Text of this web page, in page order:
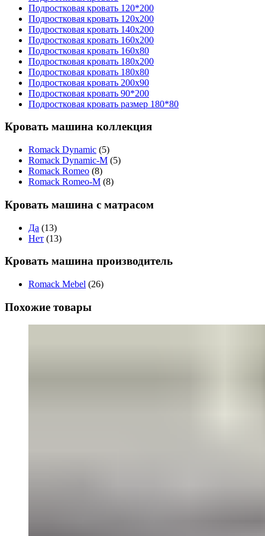
Подростковая кровать 120*200
Подростковая кровать 120x200
Подростковая кровать 140x200
Подростковая кровать 160x200
Подростковая кровать 160x80
Подростковая кровать 180x200
Подростковая кровать 180x80
Подростковая кровать 200x90
Подростковая кровать 90*200
Подростковая кровать размер 180*80
Кровать машина коллекция
Romack Dynamic (5)
Romack Dynamic-M (5)
Romack Romeo (8)
Romack Romeo-M (8)
Кровать машина с матрасом
Да (13)
Нет (13)
Кровать машина производитель
Romack Mebel (26)
Похожие товары